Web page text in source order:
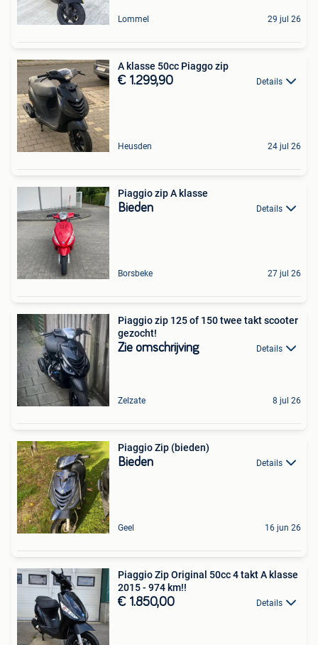
Lommel 29 jul 26
A klasse 50cc Piaggo zip
€ 1.299,90 Details
Heusden 24 jul 26
Piaggio zip A klasse
Bieden Details
Borsbeke 27 jul 26
Piaggio zip 125 of 150 twee takt scooter
gezocht!
Zie omschrijving Details
Zelzate 8 jul 26
Piaggio Zip (bieden)
Bieden Details
Geel 16 jun 26
Piaggio Zip Original 50cc 4 takt A klasse
2015 - 974 km!!
€ 1.850,00 Details